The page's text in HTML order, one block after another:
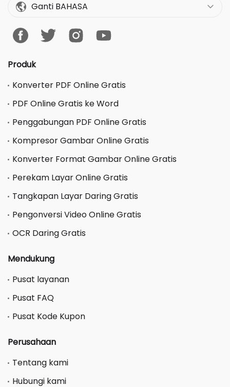
Ganti BAHASA
Produk
Konverter PDF Online Gratis
PDF Online Gratis ke Word
Penggabungan PDF Online Gratis
Kompresor Gambar Online Gratis
Konverter Format Gambar Online Gratis
Perekam Layar Online Gratis
Tangkapan Layar Daring Gratis
Pengonversi Video Online Gratis
OCR Daring Gratis
Mendukung
Pusat layanan
Pusat FAQ
Pusat Kode Kupon
Perusahaan
Tentang kami
Hubungi kami